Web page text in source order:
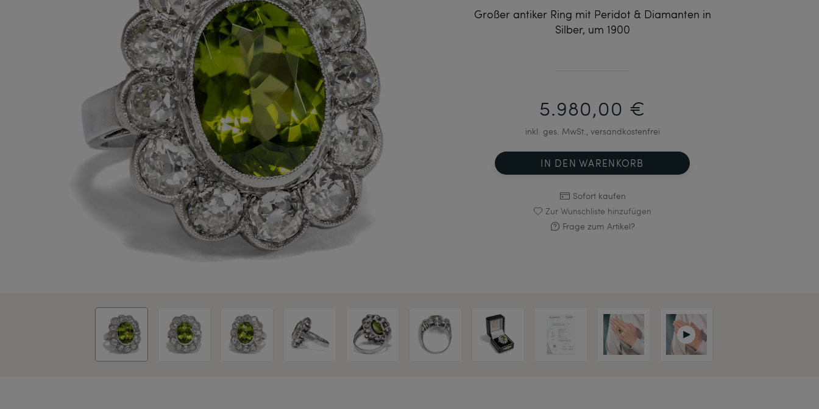
Großer antiker Ring mit Peridot & Diamanten in
Silber, um 1900
5.980,00 €
inkl. ges. MwSt., versandkostenfrei
IN DEN WARENKORB
Sofort kaufen
Zur Wunschliste hinzufügen
Frage zum Artikel?